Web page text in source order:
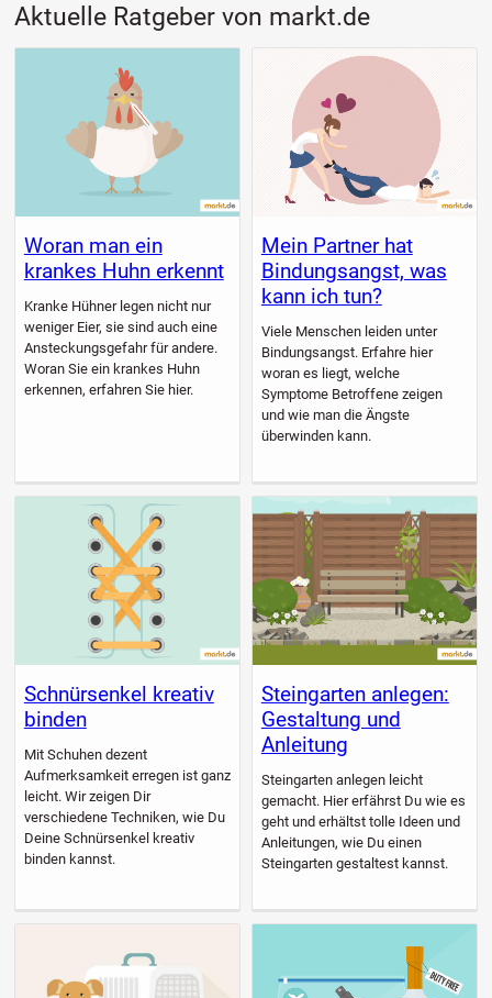
Aktuelle Ratgeber von markt.de
Woran man ein
krankes Huhn erkennt
Kranke Hühner legen nicht nur
weniger Eier, sie sind auch eine
Ansteckungsgefahr für andere.
Woran Sie ein krankes Huhn
erkennen, erfahren Sie hier.
Mein Partner hat
Bindungsangst, was
kann ich tun?
Viele Menschen leiden unter
Bindungsangst. Erfahre hier
woran es liegt, welche
Symptome Betroffene zeigen
und wie man die Ängste
überwinden kann.
Schnürsenkel kreativ
binden
Mit Schuhen dezent
Aufmerksamkeit erregen ist ganz
leicht. Wir zeigen Dir
verschiedene Techniken, wie Du
Deine Schnürsenkel kreativ
binden kannst.
Steingarten anlegen:
Gestaltung und
Anleitung
Steingarten anlegen leicht
gemacht. Hier erfährst Du wie es
geht und erhältst tolle Ideen und
Anleitungen, wie Du einen
Steingarten gestaltest kannst.